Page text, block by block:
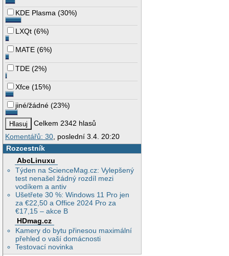
KDE Plasma (30%)
LXQt (6%)
MATE (6%)
TDE (2%)
Xfce (15%)
jiné/žádné (23%)
Celkem 2342 hlasů
Komentářů: 30 , poslední 3.4. 20:20
Rozcestník
AbcLinuxu
Týden na ScienceMag.cz: Vylepšený
test nenašel žádný rozdíl mezi
vodíkem a antiv
Ušetřete 30 %: Windows 11 Pro jen
za €22,50 a Office 2024 Pro za
€17,15 – akce B
HDmag.cz
Kamery do bytu přinesou maximální
přehled o vaší domácnosti
Testovací novinka